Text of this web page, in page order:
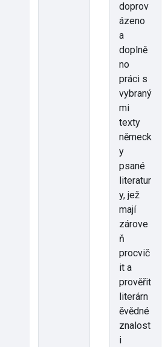
doprov
ázeno
a
doplně
no
práci s
vybraný
mi
texty
německ
y
psané
literatur
y, jež
mají
zárove
ň
procvič
it a
prověřit
literárn
ěvědné
znalost
i